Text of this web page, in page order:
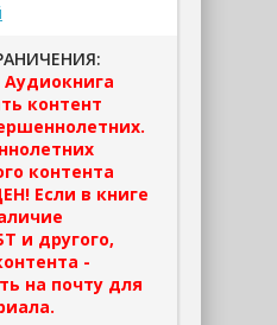
контент
контента
Если в книге
и другого,
-
на почту для